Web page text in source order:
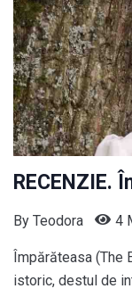
RECENZIE.
By Teodora 4
Împărăteasa (The
istoric, destul de